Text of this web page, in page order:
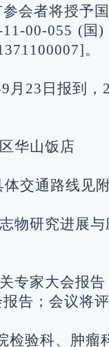
会者将授予
00-055 (国
。
月23日报到
华山饭店
体交通路线见
物研究进展
专家大会报
告；会议将
检验科、肿瘤